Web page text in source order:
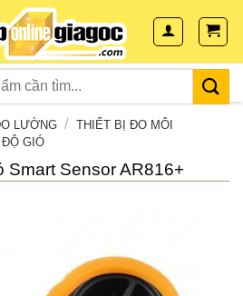
LƯỜNG / THIẾT BỊ ĐO MÔI
GIÓ
Sensor AR816+